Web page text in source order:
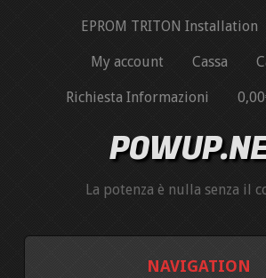
EPROM TRITON Installation
My account Cassa
Richiesta Informazioni
La potenza è nulla senza il
NAVIGATION